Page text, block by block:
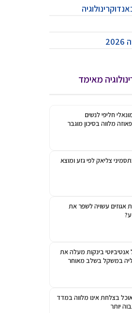
מאימד
חליפי לנשים
מלווה בסיכון מוגבר
צליאק לפי גזע ומוצא
אגוזים עשויה לשפר את
אנטיביוטי בינקות מעלה את
במשקל בשלב מאוחר
בצלחת אינו מלווה במדד
יותר